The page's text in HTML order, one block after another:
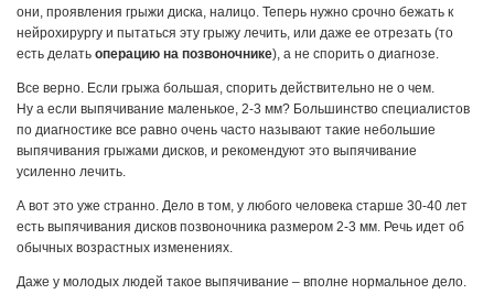
они, проявления грыжи диска, налицо. Теперь нужно срочно бежать к
нейрохирургу и пытаться эту грыжу лечить, или даже ее отрезать (то
есть делать операцию на позвоночнике), а не спорить о диагнозе.
Все верно. Если грыжа большая, спорить действительно не о чем.
Ну а если выпячивание маленькое, 2-3 мм? Большинство специалистов
по диагностике все равно очень часто называют такие небольшие
выпячивания грыжами дисков, и рекомендуют это выпячивание
усиленно лечить.
А вот это уже странно. Дело в том, у любого человека старше 30-40 лет
есть выпячивания дисков позвоночника размером 2-3 мм. Речь идет об
обычных возрастных изменениях.
Даже у молодых людей такое выпячивание – вполне нормальное дело.